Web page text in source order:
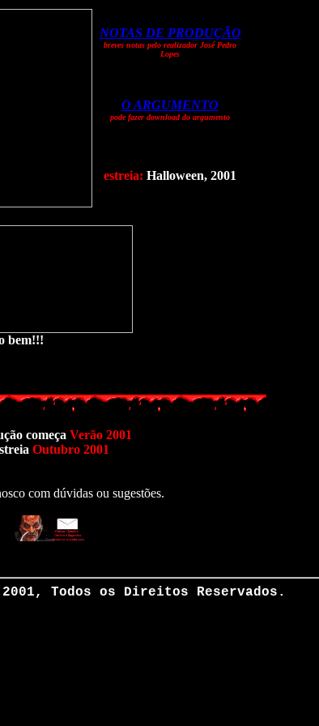
NOTAS DE PRODUÇÃO
breves notas pelo realizador José Pedro
Lopes
O ARGUMENTO
pode fazer download do argumento
estreia: Halloween, 2001
bem!!!
começa Verão 2001
Outubro 2001
com dúvidas ou sugestões.
Todos os Direitos Reservados.